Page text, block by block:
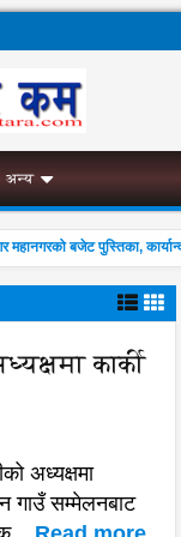
अन्य
बजेट पुस्तिका, कार्यान्वयन
कार्की
अध्यक्षमा
गाउँ सम्मेलनबाट